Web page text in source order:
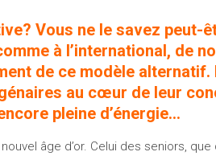
Vous ne le savez peut-
à l’international, de
de ce modèle alternatif.
au cœur de leur
pleine d’énergie…
âge d’or. Celui des seniors,